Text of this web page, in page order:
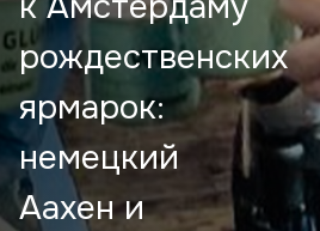
рождественских
ярмарок:
немецкий
Аахен и